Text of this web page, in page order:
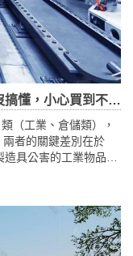
心買到不能用的廠！
（工業、倉儲類），
者的關鍵差別在於
具公害的工業物品，
千瓦；C2 供製造一
60 千瓦。簡言之，動
。